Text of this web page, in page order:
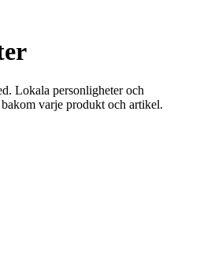
Lokala personligheter och
varje produkt och artikel.